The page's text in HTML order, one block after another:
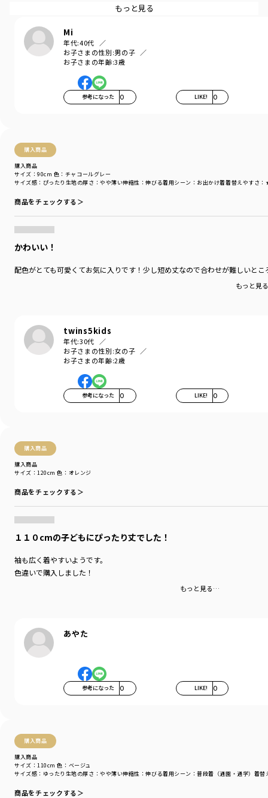
Mi
年代:40代
お子さまの性別:男の子
お子さまの年齢:3歳
参考になった 0 LIKE! 0
購入商品
購入商品
サイズ感 ：ぴったり 生地の厚さ ：やや薄い伸縮性 ：伸びる着用シーン ：お出かけ着着替えやすさ
サイズ：90cm 色：チャコールグレー
商品をチェックする＞
かわいい！
配色がとても可愛くてお気に入りです！少し短め丈なので合わせが難しいと
もっと見
twins5kids
年代:30代
お子さまの性別:女の子
お子さまの年齢:2歳
参考になった 0 LIKE! 0
購入商品
購入商品
サイズ：120cm 色：オレンジ
商品をチェックする＞
１１０cmの子どもにぴったり丈でした！
袖も広く着やすいようです。
色違いで購入しました！
もっと見る…
あやた
参考になった 0 LIKE! 0
購入商品
購入商品
サイズ感 ：ゆったり 生地の厚さ ：やや薄い伸縮性 ：伸びる着用シーン ：普段着（通園・通学） 着替
サイズ：110cm 色：ベージュ
商品をチェックする＞
もスタイリッシュに決まります。
まろやかカラーの細ボーダーは上品に着こなせるので、お持ちの淡色・きれ
いめアイテムとミックスして旬なコーデに◎
２サイズアップで普段着慣れている丈感なので、短めNGの方はサイズ表をご
確認の上、他のゆったり設定のものがおすすめです。
【aBity select./アビティセレクト】
性別などの先入観なく、家でも外でも。すべての子どもたちが自分らしく、
あらゆるシーンでのびのびと過ごしてほしい。
そんな思いを服にこめ、生地や色味を選びました。
#韓国子供服 のトレンドをMIXしたありのままで気取らない「ナチュラル×ス
『Be oneself. More freely.』
自分らしく。もっと自由に。
性別タイプ
／GIRL
BOY
商品番号
／18-3404-535
もっと見る